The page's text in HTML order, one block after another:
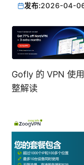
发布:2026-04-
Gofly 的 VPN 使
整解读